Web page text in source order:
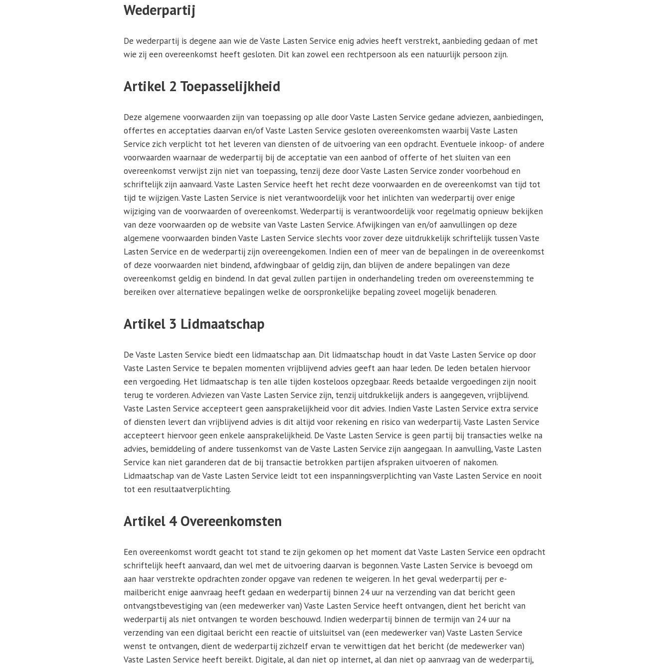
Wederpartij
De wederpartij is degene aan wie de Vaste Lasten Service enig advies heeft verstrekt, aanbieding gedaan of met
wie zij een overeenkomst heeft gesloten. Dit kan zowel een rechtpersoon als een natuurlijk persoon zijn.
Artikel 2 Toepasselijkheid
Deze algemene voorwaarden zijn van toepassing op alle door Vaste Lasten Service gedane adviezen, aanbiedingen,
offertes en acceptaties daarvan en/of Vaste Lasten Service gesloten overeenkomsten waarbij Vaste Lasten
Service zich verplicht tot het leveren van diensten of de uitvoering van een opdracht. Eventuele inkoop- of andere
voorwaarden waarnaar de wederpartij bij de acceptatie van een aanbod of offerte of het sluiten van een
overeenkomst verwijst zijn niet van toepassing, tenzij deze door Vaste Lasten Service zonder voorbehoud en
schriftelijk zijn aanvaard. Vaste Lasten Service heeft het recht deze voorwaarden en de overeenkomst van tijd tot
tijd te wijzigen. Vaste Lasten Service is niet verantwoordelijk voor het inlichten van wederpartij over enige
wijziging van de voorwaarden of overeenkomst. Wederpartij is verantwoordelijk voor regelmatig opnieuw bekijken
van deze voorwaarden op de website van Vaste Lasten Service. Afwijkingen van en/of aanvullingen op deze
algemene voorwaarden binden Vaste Lasten Service slechts voor zover deze uitdrukkelijk schriftelijk tussen Vaste
Lasten Service en de wederpartij zijn overeengekomen. Indien een of meer van de bepalingen in de overeenkomst
of deze voorwaarden niet bindend, afdwingbaar of geldig zijn, dan blijven de andere bepalingen van deze
overeenkomst geldig en bindend. In dat geval zullen partijen in onderhandeling treden om overeenstemming te
bereiken over alternatieve bepalingen welke de oorspronkelijke bepaling zoveel mogelijk benaderen.
Artikel 3 Lidmaatschap
De Vaste Lasten Service biedt een lidmaatschap aan. Dit lidmaatschap houdt in dat Vaste Lasten Service op door
Vaste Lasten Service te bepalen momenten vrijblijvend advies geeft aan haar leden. De leden betalen hiervoor
een vergoeding. Het lidmaatschap is ten alle tijden kosteloos opzegbaar. Reeds betaalde vergoedingen zijn nooit
terug te vorderen. Adviezen van Vaste Lasten Service zijn, tenzij uitdrukkelijk anders is aangegeven, vrijblijvend.
Vaste Lasten Service accepteert geen aansprakelijkheid voor dit advies. Indien Vaste Lasten Service extra service
of diensten levert dan vrijblijvend advies is dit altijd voor rekening en risico van wederpartij. Vaste Lasten Service
accepteert hiervoor geen enkele aansprakelijkheid. De Vaste Lasten Service is geen partij bij transacties welke na
advies, bemiddeling of andere tussenkomst van de Vaste Lasten Service zijn aangegaan. In aanvulling, Vaste Lasten
Service kan niet garanderen dat de bij transactie betrokken partijen afspraken uitvoeren of nakomen.
Lidmaatschap van de Vaste Lasten Service leidt tot een inspanningsverplichting van Vaste Lasten Service en nooit
tot een resultaatverplichting.
Artikel 4 Overeenkomsten
Een overeenkomst wordt geacht tot stand te zijn gekomen op het moment dat Vaste Lasten Service een opdracht
schriftelijk heeft aanvaard, dan wel met de uitvoering daarvan is begonnen. Vaste Lasten Service is bevoegd om
aan haar verstrekte opdrachten zonder opgave van redenen te weigeren. In het geval wederpartij per e-
mailbericht enige aanvraag heeft gedaan en wederpartij binnen 24 uur na verzending van dat bericht geen
ontvangstbevestiging van (een medewerker van) Vaste Lasten Service heeft ontvangen, dient het bericht van
wederpartij als niet ontvangen te worden beschouwd. Indien wederpartij binnen de termijn van 24 uur na
verzending van een digitaal bericht een reactie of uitsluitsel van (een medewerker van) Vaste Lasten Service
wenst te ontvangen, dient de wederpartij zichzelf ervan te verwittigen dat het bericht (de medewerker van)
Vaste Lasten Service heeft bereikt. Digitale, al dan niet op internet, al dan niet op aanvraag van de wederpartij,